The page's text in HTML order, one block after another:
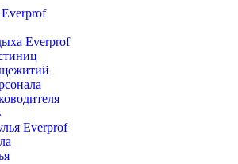
Everprof
Everprof